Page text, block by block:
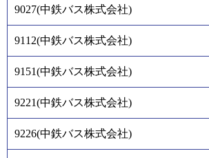
9027(中鉄バス株式会社)
9112(中鉄バス株式会社)
9151(中鉄バス株式会社)
9221(中鉄バス株式会社)
9226(中鉄バス株式会社)